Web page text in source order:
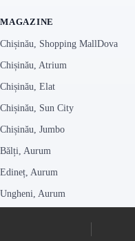
MAGAZINE
Chișinău, Shopping MallDova
Chișinău, Atrium
Chișinău, Elat
Chișinău, Sun City
Chișinău, Jumbo
Bălți, Aurum
Edineț, Aurum
Ungheni, Aurum